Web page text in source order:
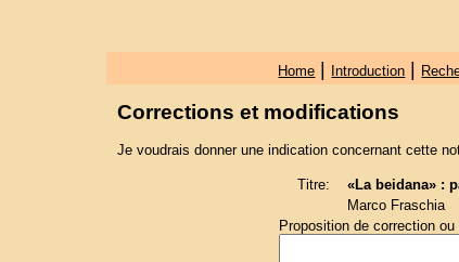
Home | Introduction |
Corrections et modifications
Je voudrais donner une indication concernant cette
Titre:
«La beidana» :
Marco Fraschia
Proposition de correction